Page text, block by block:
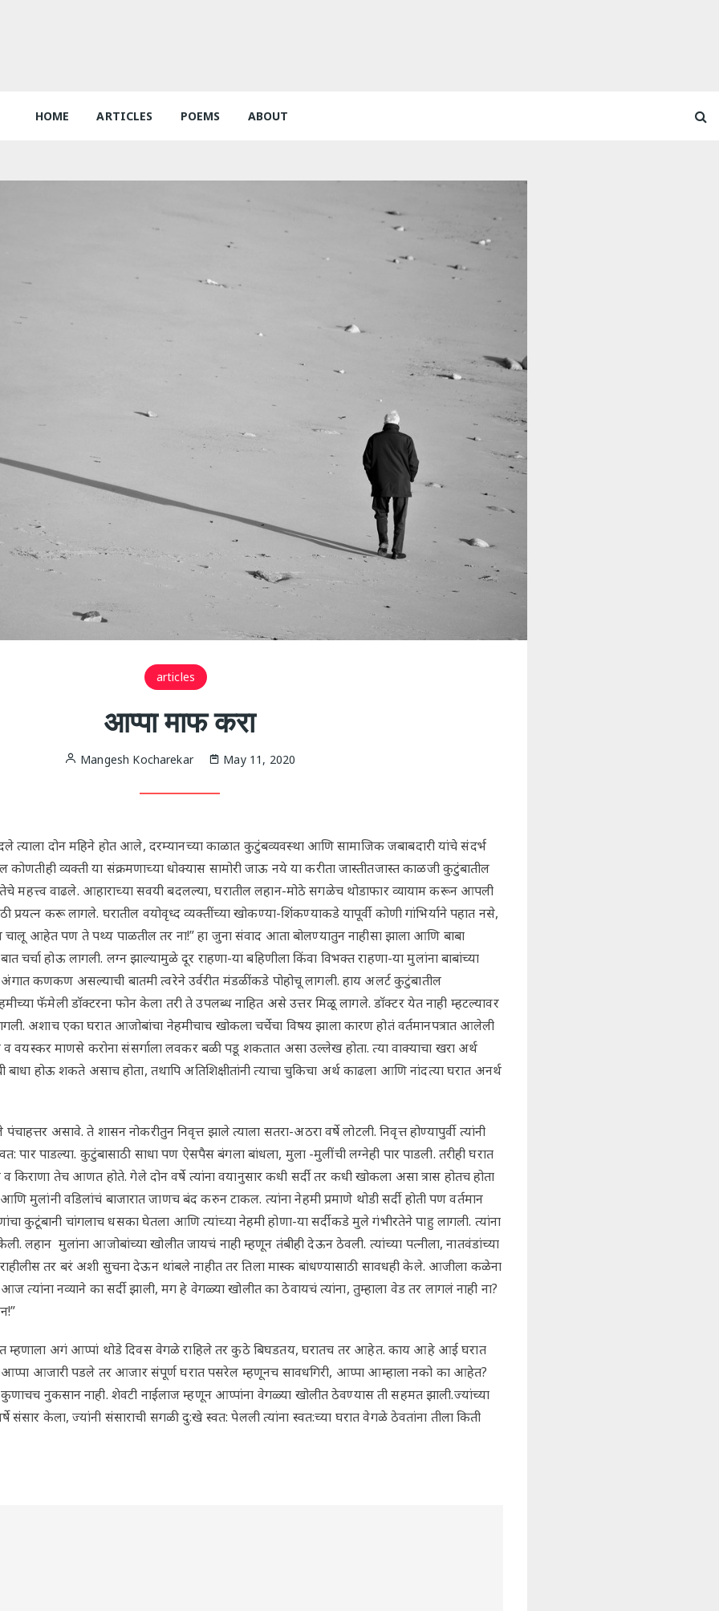
HOME ARTICLES POEMS ABOUT
articles
आप्पा माफ करा
Mangesh Kocharekar May 11, 2020
त्याला दोन महिने होत आले, दरम्यानच्या काळात कुटुंबव्यवस्था आणि सामाजिक जबाबदारी यांचे संदर्भ
व्यक्ती या संक्रमणाच्या धोक्यास सामोरी जाऊ नये या करीता जास्तीतजास्त काळजी कुटुंबातील
महत्त्व वाढले. आहाराच्या सवयी बदलल्या, घरातील लहान-मोठे सगळेच थोडाफार व्यायाम करून आपली
प्रयत्न करू लागले. घरातील वयोवृध्द व्यक्तींच्या खोकण्या-शिंकण्याकडे यापूर्वी कोणी गांभिर्याने पहात नसे,
आहेत पण ते पथ्य पाळतील तर ना!” हा जुना संवाद आता बोलण्यातुन नाहीसा झाला आणि बाबा
चर्चा होऊ लागली. लग्न झाल्यामुळे दूर राहणा-या बहिणीला किंवा विभक्त राहणा-या मुलांना बाबांच्या
कणकण असल्याची बातमी त्वरेने उर्वरीत मंडळींकडे पोहोचू लागली. हाय अलर्ट कुटुंबातील
फॅमेली डाॅक्टरना फोन केला तरी ते उपलब्ध नाहित असे उत्तर मिळू लागले. डाॅक्टर येत नाही म्हटल्यावर
अशाच एका घरात आजोबांचा नेहमीचाच खोकला चर्चेचा विषय झाला कारण होतं वर्तमानपत्रात आलेली
व वयस्कर माणसे करोना संसर्गाला लवकर बळी पडू शकतात असा उल्लेख होता. त्या वाक्याचा खरा अर्थ
बाधा होऊ शकते असाच होता, तथापि अतिशिक्षीतांनी त्याचा चुकिचा अर्थ काढला आणि नांदत्या घरात अनर्थ
असावे. ते शासन नोकरीतुन निवृत्त झाले त्याला सतरा-अठरा वर्षे लोटली. निवृत्त होण्यापुर्वी त्यांनी
पार पाडल्या. कुटुंबासाठी साधा पण ऐसपैस बंगला बांधला, मुला -मुलींची लग्नेही पार पाडली. तरीही घरात
किराणा तेच आणत होते. गेले दोन वर्षे त्यांना वयानुसार कधी सर्दी तर कधी खोकला असा त्रास होतच होता
मुलांनी वडिलांचं बाजारात जाणच बंद करुन टाकल. त्यांना नेहमी प्रमाणे थोडी सर्दी होती पण वर्तमान
कुटूंबानी चांगलाच धसका घेतला आणि त्यांच्या नेहमी होणा-या सर्दीकडे मुले गंभीरतेने पाहु लागली. त्यांना
लहान मुलांना आजोबांच्या खोलीत जायचं नाही म्हणून तंबीही देऊन ठेवली. त्यांच्या पत्नीला, नातवंडांच्या
तर बरं अशी सुचना देऊन थांबले नाहीत तर तिला मास्क बांधण्यासाठी सावधही केले. आजीला कळेना
त्यांना नव्याने का सर्दी झाली, मग हे वेगळ्या खोलीत का ठेवायचं त्यांना, तुम्हाला वेड तर लागलं नाही ना?
अगं आप्पां थोडे दिवस वेगळे राहिले तर कुठे बिघडतय, घरातच तर आहेत. काय आहे आई घरात
आजारी पडले तर आजार संपूर्ण घरात पसरेल म्हणूनच सावधगिरी, आप्पा आम्हाला नको का आहेत?
नुकसान नाही. शेवटी नाईलाज म्हणून आप्पांना वेगळ्या खोलीत ठेवण्यास ती सहमत झाली.ज्यांच्या
संसार केला, ज्यांनी संसाराची सगळी दु:खे स्वत: पेलली त्यांना स्वत:च्या घरात वेगळे ठेवतांना तीला किती